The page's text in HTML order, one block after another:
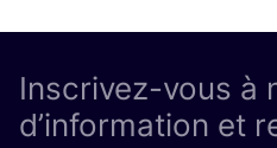
Inscrivez-vous à
d’information et